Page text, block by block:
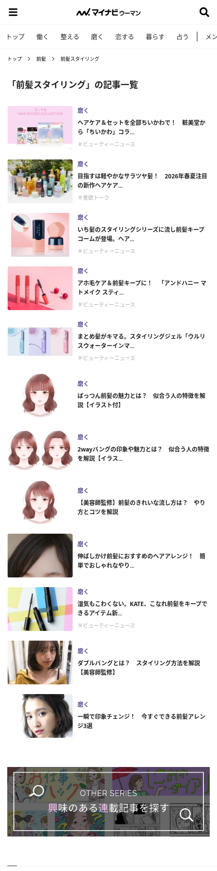
トップ 働く 整える 磨く 恋する 暮らす 占う メ
トップ 前髪 前髪スタイリング
「前髪スタイリング」の記事一覧
磨く
ヘアケア＆セットを全部ちいかわで！ 粧美堂か
ら「ちいかわ」コラ...
＃ビューティーニュース
磨く
目指すは軽やかなサラツヤ髪！ 2026年春夏注目
の新作ヘアケア...
＃美欲トーク
磨く
いち髪のスタイリングシリーズに流し前髪キープ
コームが登場。ヘア...
＃ビューティーニュース
磨く
アホ毛ケア＆前髪キープに！ 「アンドハニー マ
トメイク スティ...
＃ビューティーニュース
磨く
まとめ髪がキマる。スタイリングジェル「ウルリ
スウォーターインマ...
＃ビューティーニュース
磨く
ぱっつん前髪の魅力とは？ 似合う人の特徴を解
説【イラスト付】
磨く
2wayバングの印象や魅力とは？ 似合う人の特徴
を解説【イラス...
磨く
【美容師監修】前髪のきれいな流し方は？ やり
方とコツを解説
磨く
伸ばしかけ前髪におすすめのヘアアレンジ！ 簡
単でおしゃれなやり...
磨く
湿気もこわくない。KATE、こなれ前髪をキープで
きるアイテム新...
＃ビューティーニュース
磨く
ダブルバングとは？ スタイリング方法を解説
【美容師監修】
磨く
一瞬で印象チェンジ！ 今すぐできる前髪アレン
ジ3選